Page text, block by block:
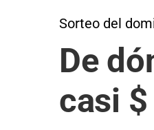
Sorteo del
De
casi